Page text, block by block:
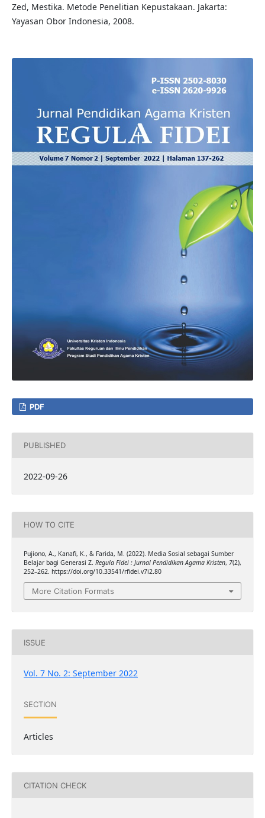
Zed, Mestika. Metode Penelitian Kepustakaan. Jakarta:
Yayasan Obor Indonesia, 2008.
PDF
PUBLISHED
2022-09-26
HOW TO CITE
Pujiono, A., Kanafi, K., & Farida, M. (2022). Media Sosial sebagai Sumber
Belajar bagi Generasi Z. Regula Fidei : Jurnal Pendidikan Agama Kristen, 7(2),
252–262. https://doi.org/10.33541/rfidei.v7i2.80
More Citation Formats
ISSUE
Vol. 7 No. 2: September 2022
SECTION
Articles
CITATION CHECK